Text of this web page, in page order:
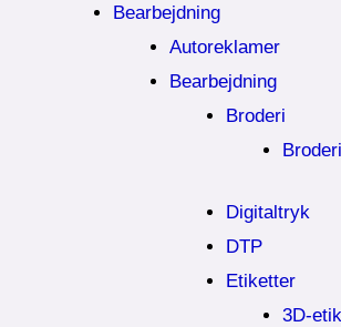
Bearbejdning
Autoreklamer
Bearbejdning
Broderi
Broderi
Digitaltryk
DTP
Etiketter
3D-